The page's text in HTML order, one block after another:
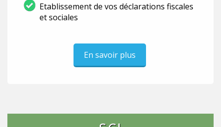
Etablissement de vos déclarations fiscales
et sociales
En savoir plus